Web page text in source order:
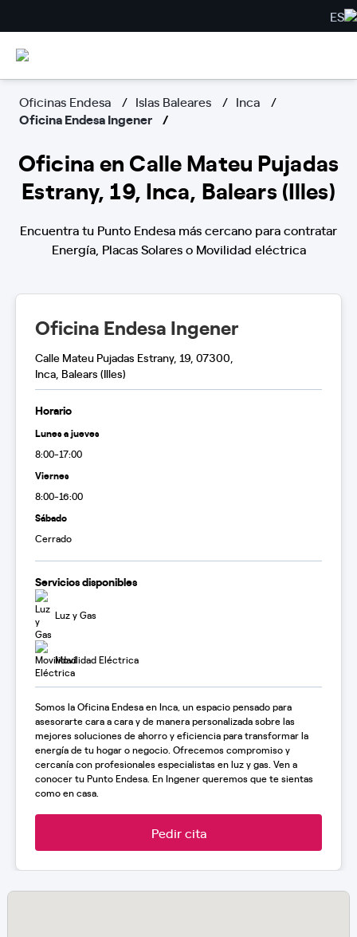
ES
Oficinas Endesa Islas Baleares
Inca
Oficina Endesa Ingener
Oficina en Calle Mateu Pujadas
Estrany, 19, Inca, Balears (Illes)
Encuentra tu Punto Endesa más cercano para contratar
Energía, Placas Solares o Movilidad eléctrica
Oficina Endesa Ingener
Calle Mateu Pujadas Estrany, 19, 07300,
Inca, Balears (Illes)
Horario
Lunes a jueves
8:00-17:00
Viernes
8:00-16:00
Sábado
Cerrado
Servicios disponibles
Luz y Gas
Movilidad Eléctrica
Somos la Oficina Endesa en Inca, un espacio pensado para
asesorarte cara a cara y de manera personalizada sobre las
mejores soluciones de ahorro y eficiencia para transformar la
energía de tu hogar o negocio. Ofrecemos compromiso y
cercanía con profesionales especialistas en luz y gas. Ven a
conocer tu Punto Endesa. En Ingener queremos que te sientas
como en casa.
Pedir cita